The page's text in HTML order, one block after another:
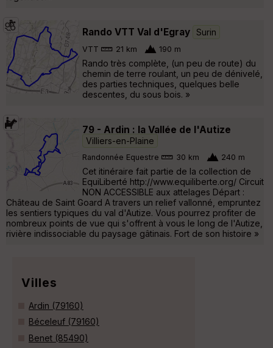
Rando VTT Val d'Egray Surin
VTT 21 km 190 m
Rando très complète, (un peu de route) du
chemin de terre roulant, un peu de dénivelé,
des parties techniques, quelques belle
descentes, du sous bois. »
79 - Ardin : la Vallée de l'Autize
Villiers-en-Plaine
Randonnée Equestre 30 km 240 m
Cet itinéraire fait partie de la collection de
EquiLiberté http://www.equiliberte.org/ Circuit
NON ACCESSIBLE aux attelages Départ :
Château de Saint Goard A travers un relief vallonné, empruntez
les sentiers typiques du val d'Autize. Vous pourrez profiter de
nombreux points de vue qui s'offrent à vous le long de l'Autize,
rivière indissociable du paysage gâtinais. Fort de son histoire »
Villes
Ardin (79160)
Béceleuf (79160)
Benet (85490)